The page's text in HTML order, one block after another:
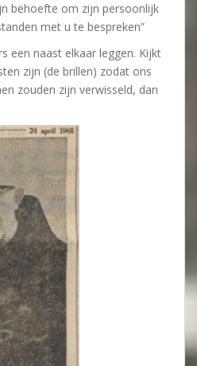
behoefte om zijn persoonlijk
met u te bespreken”
een naast elkaar leggen. Kijkt
zijn (de brillen) zodat ons
zouden zijn verwisseld, dan